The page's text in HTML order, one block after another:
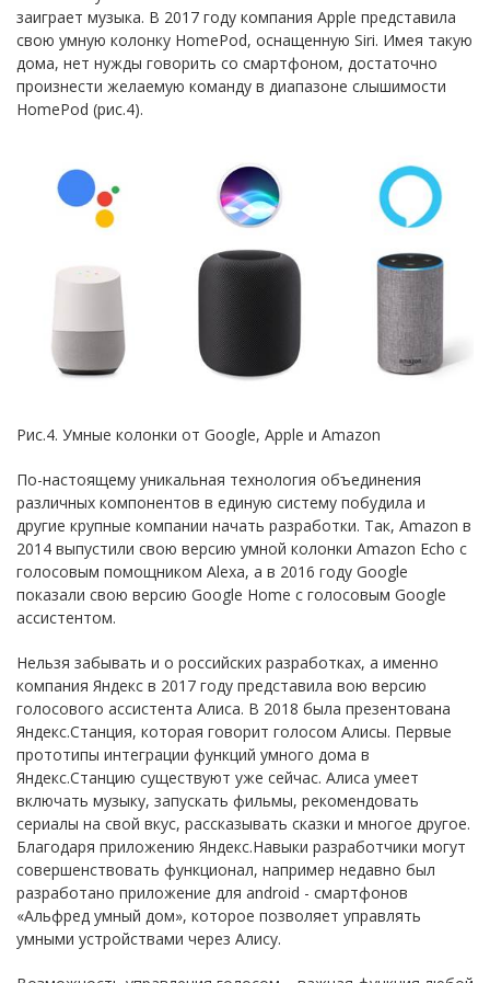
заиграет музыка. В 2017 году компания Apple представила
свою умную колонку HomePod, оснащенную Siri. Имея такую
дома, нет нужды говорить со смартфоном, достаточно
произнести желаемую команду в диапазоне слышимости
HomePod (рис.4).
Рис.4. Умные колонки от Google, Apple и Amazon
По-настоящему уникальная технология объединения
различных компонентов в единую систему побудила и
другие крупные компании начать разработки. Так, Amazon в
2014 выпустили свою версию умной колонки Amazon Echo с
голосовым помощником Alexa, а в 2016 году Google
показали свою версию Google Home с голосовым Google
ассистентом.
Нельзя забывать и о российских разработках, а именно
компания Яндекс в 2017 году представила вою версию
голосового ассистента Алиса. В 2018 была презентована
Яндекс.Станция, которая говорит голосом Алисы. Первые
прототипы интеграции функций умного дома в
Яндекс.Станцию существуют уже сейчас. Алиса умеет
включать музыку, запускать фильмы, рекомендовать
сериалы на свой вкус, рассказывать сказки и многое другое.
Благодаря приложению Яндекс.Навыки разработчики могут
совершенствовать функционал, например недавно был
разработано приложение для android - смартфонов
«Альфред умный дом», которое позволяет управлять
умными устройствами через Алису.